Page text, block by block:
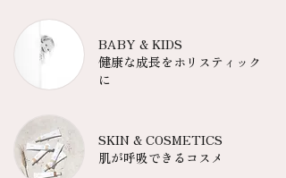
BABY & KIDS
健康な成長をホリスティック
に
SKIN & COSMETICS
肌が呼吸できるコスメ